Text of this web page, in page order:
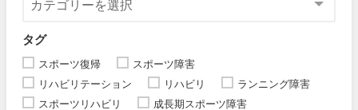
タグ
スポーツ復帰
スポーツ障害
リハビリテーション
リハビリ
ランニング障害
スポーツリハビリ
成長期スポーツ障害